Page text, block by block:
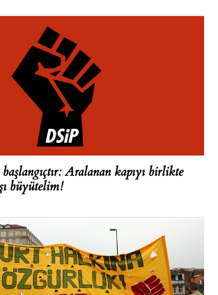
Aralanan kapıyı birlikte
büyütelim!